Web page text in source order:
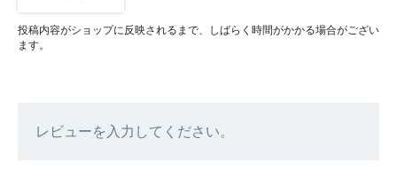
投稿内容がショップに反映されるまで、しばらく時間がかかる場合がござい
ます。
レビューを入力してください。